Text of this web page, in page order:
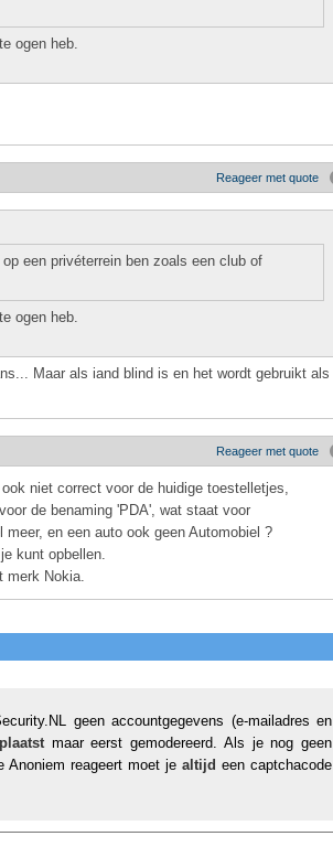
ogen heb.
Reageer met quote
een privéterrein ben zoals een club of
ogen heb.
Maar als iand blind is en het wordt gebruikt als
Reageer met quote
niet correct voor de huidige toestelletjes,
de benaming 'PDA', wat staat voor
en een auto ook geen Automobiel ?
kunt opbellen.
merk Nokia.
geen accountgegevens (e-mailadres en
maar eerst gemodereerd. Als je nog geen
Anoniem reageert moet je altijd een captchacode